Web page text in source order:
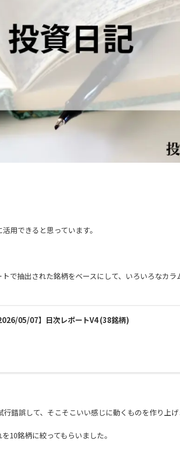
用できると思っています。
で抽出された銘柄をベースにして、いろいろなカ
05/07】日次レポートV4 (38銘柄)
錯誤して、そこそこいい感じに動くものを作り上げ
10銘柄に絞ってもらいました。